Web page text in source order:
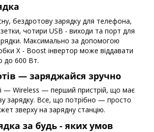
бездротову зарядку для телефона,
чотири USB - виходи та порт для
Максимально за допомогою
X - Boost інвертор може віддавати
до 600 Вт.
— заряджайся зручно
— Wireless — перший пристрій, що має
зарядку. Все, що потрібно — просто
зверху на зарядну станцію.
за будь - яких умов